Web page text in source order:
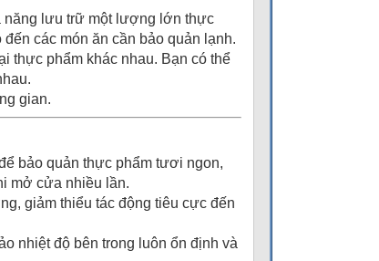
năng lưu trữ một lượng lớn thực
các món ăn cần bảo quản lạnh.
thực phẩm khác nhau. Bạn có thể
gian.
bảo quản thực phẩm tươi ngon,
mở cửa nhiều lần.
giảm thiểu tác động tiêu cực đến
nhiệt độ bên trong luôn ổn định và